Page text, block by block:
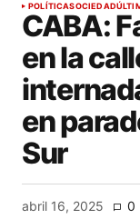
POLÍTICASOCIEDAD
CABA:
en la
en
Sur
abril 16, 2025 0